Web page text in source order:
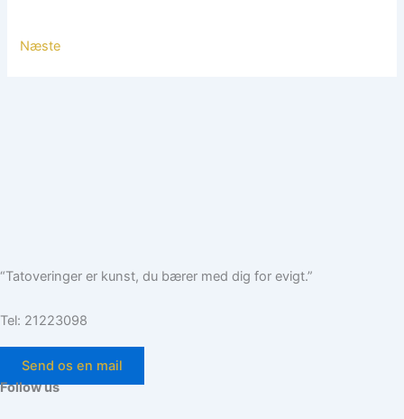
Næste
“Tatoveringer er kunst, du bærer med dig for evigt.”
Tel: 21223098
Send os en mail
Follow us